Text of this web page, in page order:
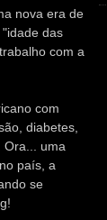
nova era de
das
com a
com
diabetes,
Ora... uma
país, a
se